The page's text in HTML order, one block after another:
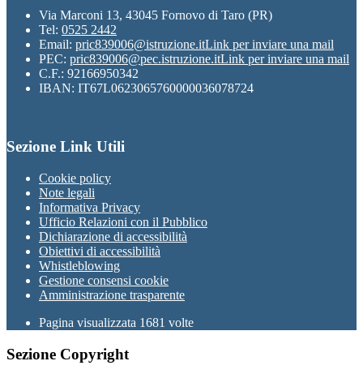
Via Marconi 13, 43045 Fornovo di Taro (PR)
Tel: 0525 2442
Email: pric839006@istruzione.itLink per inviare una mail
PEC: pric839006@pec.istruzione.itLink per inviare una mail
C.F.: 92166950342
IBAN: IT67L0623065760000036078724
Sezione Link Utili
Cookie policy
Note legali
Informativa Privacy
Ufficio Relazioni con il Pubblico
Dichiarazione di accessibilità
Obiettivi di accessibilità
Whistleblowing
Gestione consensi cookie
Amministrazione trasparente
Pagina visualizzata 1681 volte
Sezione Copyright